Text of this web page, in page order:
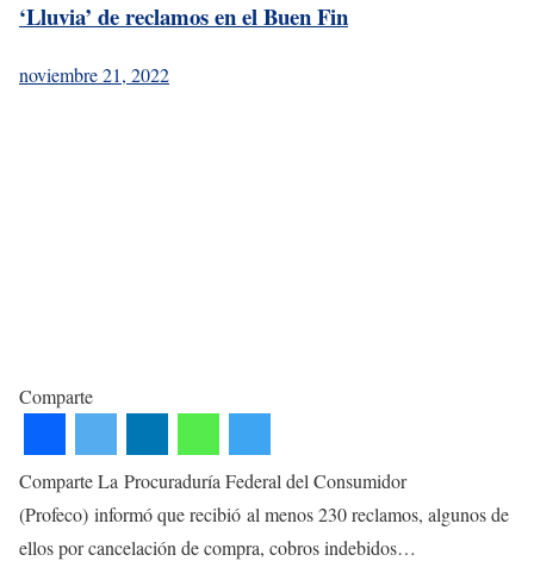
‘Lluvia’ de reclamos en el Buen Fin
noviembre 21, 2022
Comparte
Comparte La Procuraduría Federal del Consumidor
(Profeco) informó que recibió al menos 230 reclamos, algunos de
ellos por cancelación de compra, cobros indebidos…